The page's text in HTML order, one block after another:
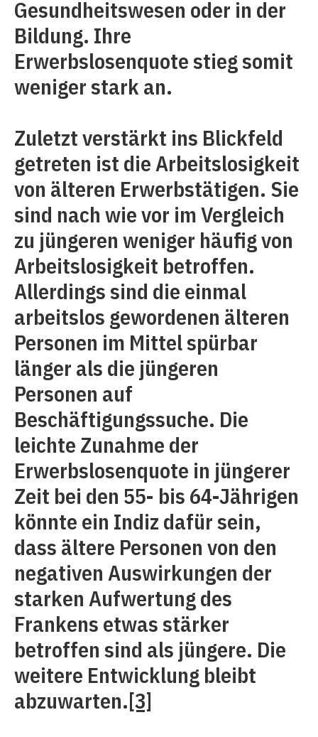
Gesundheitswesen oder in der
Bildung. Ihre
Erwerbslosenquote stieg somit
weniger stark an.
Zuletzt verstärkt ins Blickfeld
getreten ist die Arbeitslosigkeit
von älteren Erwerbstätigen. Sie
sind nach wie vor im Vergleich
zu jüngeren weniger häufig von
Arbeitslosigkeit betroffen.
Allerdings sind die einmal
arbeitslos gewordenen älteren
Personen im Mittel spürbar
länger als die jüngeren
Personen auf
Beschäftigungssuche. Die
leichte Zunahme der
Erwerbslosenquote in jüngerer
Zeit bei den 55- bis 64-Jährigen
könnte ein Indiz dafür sein,
dass ältere Personen von den
negativen Auswirkungen der
starken Aufwertung des
Frankens etwas stärker
betroffen sind als jüngere. Die
weitere Entwicklung bleibt
abzuwarten.[3]